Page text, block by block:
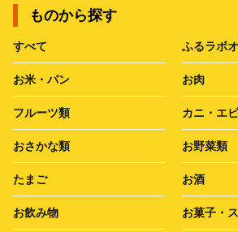
ものから探す
すべて ふるラボ
お米・パン お肉
フルーツ類 カニ・エビ
おさかな類 お野菜類
たまご お酒
お飲み物 お菓子・